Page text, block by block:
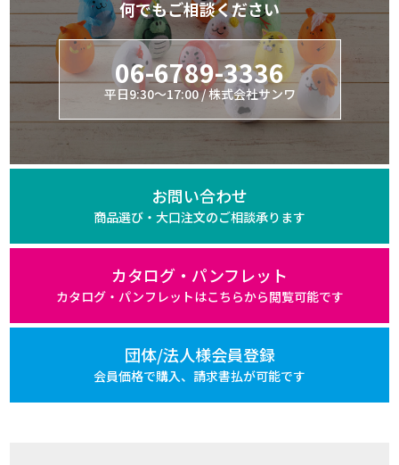
何でもご相談ください
06-6789-3336
平日9:30～17:00 / 株式会社サンワ
お問い合わせ
商品選び・大口注文のご相談承ります
カタログ・パンフレット
カタログ・パンフレットはこちらから閲覧可能です
団体/法人様会員登録
会員価格で購入、 請求書払が可能です